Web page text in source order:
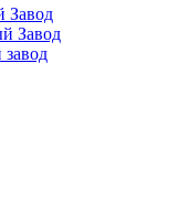
Завод
Завод